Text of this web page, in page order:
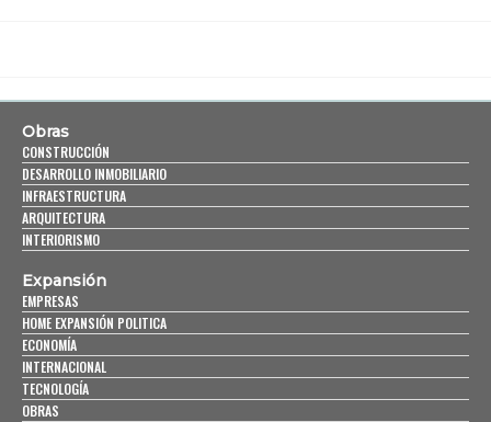
Obras
CONSTRUCCIÓN
DESARROLLO INMOBILIARIO
INFRAESTRUCTURA
ARQUITECTURA
INTERIORISMO
Expansión
EMPRESAS
HOME EXPANSIÓN POLITICA
ECONOMÍA
INTERNACIONAL
TECNOLOGÍA
OBRAS